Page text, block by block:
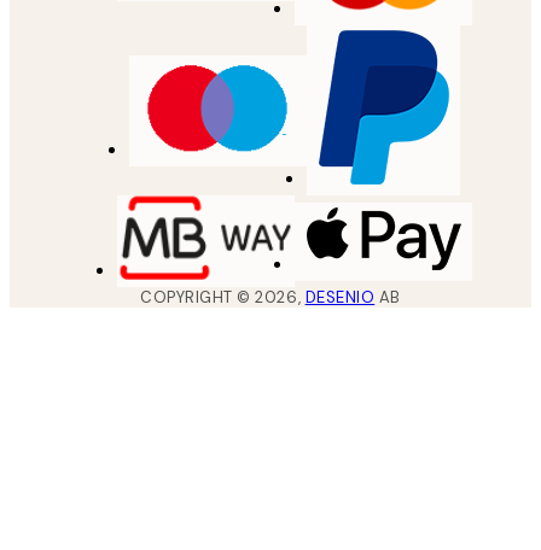
COPYRIGHT ©2026, DESENIO AB